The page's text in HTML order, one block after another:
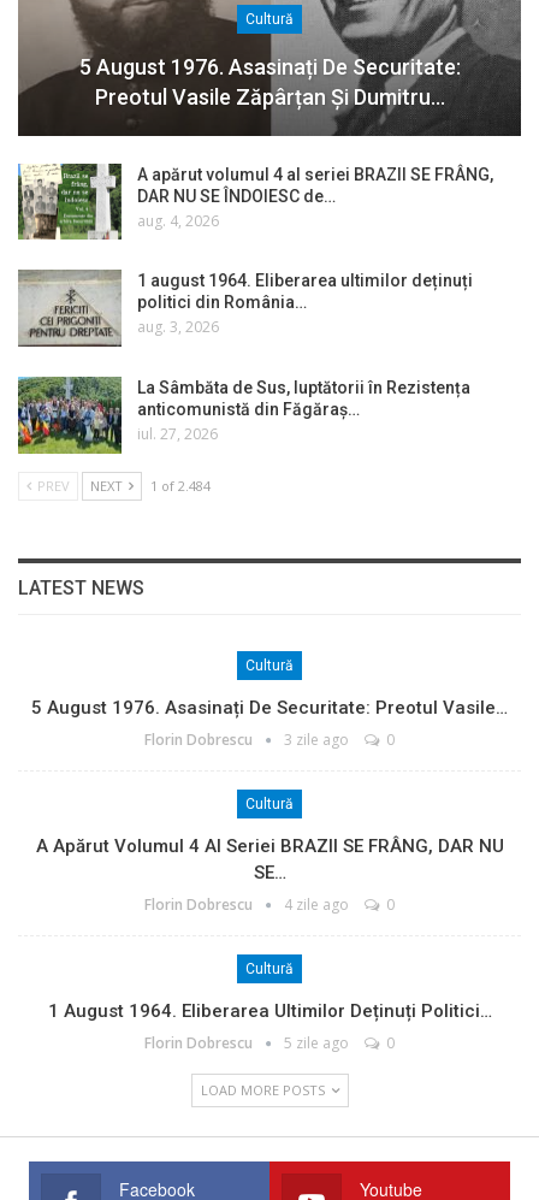
Cultură
5 August 1976. Asasinați De Securitate:
Preotul Vasile Zăpârțan Și Dumitru…
A apărut volumul 4 al seriei BRAZII SE FRÂNG,
DAR NU SE ÎNDOIESC de…
aug. 4, 2026
1 august 1964. Eliberarea ultimilor deținuți
politici din România…
aug. 3, 2026
La Sâmbăta de Sus, luptătorii în Rezistența
anticomunistă din Făgăraș…
iul. 27, 2026
PREV NEXT 1 of 2.484
LATEST NEWS
Cultură
5 August 1976. Asasinați De Securitate: Preotul Vasile…
Florin Dobrescu 3 zile ago 0
Cultură
A Apărut Volumul 4 Al Seriei BRAZII SE FRÂNG, DAR NU
SE…
Florin Dobrescu 4 zile ago 0
Cultură
1 August 1964. Eliberarea Ultimilor Deținuți Politici…
Florin Dobrescu 5 zile ago 0
LOAD MORE POSTS
Facebook Youtube